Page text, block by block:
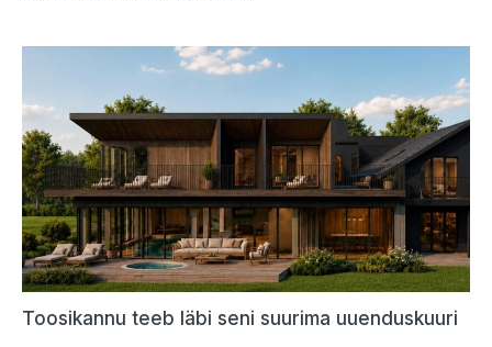
Toosikannu teeb läbi seni suurima uuenduskuuri